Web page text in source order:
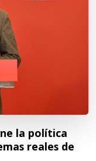
la política
reales de